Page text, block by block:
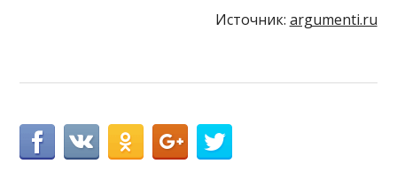
Источник: argumenti.ru